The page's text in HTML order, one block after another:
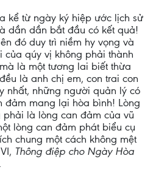
kể từ ngày ký hiệp ước lịch sử
dần dần bắt đầu có kết quả!
đó duy trì niềm hy vọng và
qúy vị không phải thành
là một tương lai biết thừa
là anh chị em, con trai con
nhất, những người quản lý có
đảm mang lại hòa bình! Lòng
phải là lòng can đảm của vũ
lòng can đảm phát biểu cụ
chung một cách không mệt
Thông điệp cho Ngày Hòa